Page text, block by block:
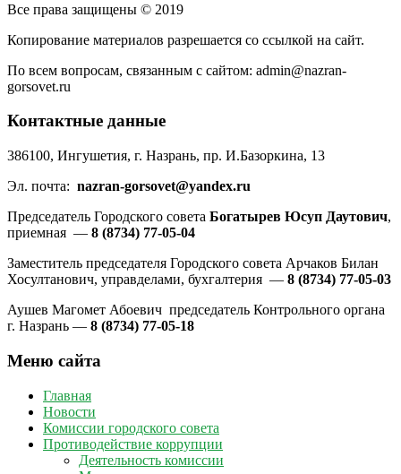
Все права защищены © 2019
Копирование материалов разрешается со ссылкой на сайт.
По всем вопросам, связанным с сайтом: admin@nazran-
gorsovet.ru
Контактные данные
386100, Ингушетия, г. Назрань, пр. И.Базоркина, 13
Эл. почта: nazran-gorsovet@yandex.ru
Председатель Городского совета Богатырев Юсуп Даутович,
приемная — 8 (8734) 77-05-04
Заместитель председателя Городского совета Арчаков Билан
Хосултанович, управделами, бухгалтерия — 8 (8734) 77-05-03
Аушев Магомет Абоевич председатель Контрольного органа
г. Назрань — 8 (8734) 77-05-18
Меню сайта
Главная
Новости
Комиссии городского совета
Противодействие коррупции
Деятельность комиссии